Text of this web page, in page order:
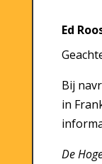
Ed
Bij
in
De